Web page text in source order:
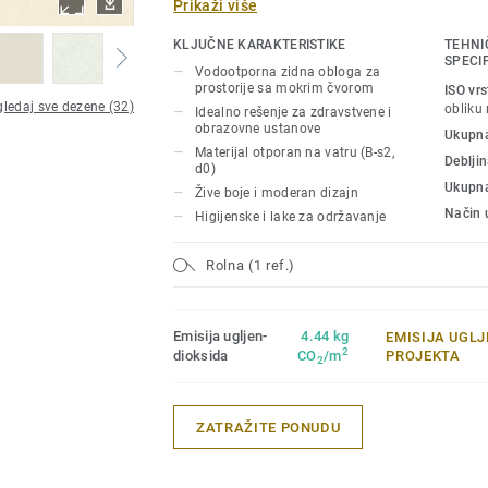
sve dezene (32)
svlačionice, stambene objekte i
higijenska zidna obloga laka je za
ogrebotine i fleke. Deo je
sobe sa mokrim čvorom koji uključuje i
dodatke.
Prikaži više
KLJUČNE KARAKTERISTIKE
Vodootporna zidna obloga za
prostorije sa mokrim čvorom
Idealno rešenje za zdravstvene i
obrazovne ustanove
Materijal otporan na vatru (B-s2,
d0)
Žive boje i moderan dizajn
Higijenske i lake za održavanje
ISO
obliku
Način
Rolna (1 ref.)
Emisija ugljen-
dioksida
4.44 kg
CO2/m2
EMISIJA
PROJEKTA
ZATRAŽITE PONUDU